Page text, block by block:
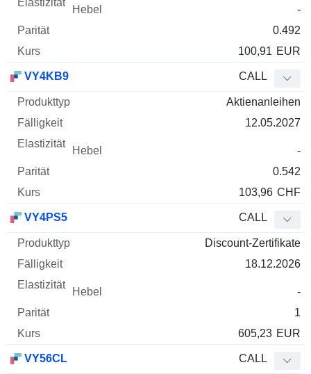
-
0.492
100,91 EUR
VY4KB9 CALL
Aktienanleihen
12.05.2027
-
0.542
103,96 CHF
VY4PS5 CALL
Discount-Zertifikate
18.12.2026
-
1
605,23 EUR
VY56CL CALL